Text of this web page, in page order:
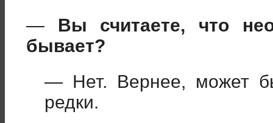
— Вы считаете, что
бывает?
— Нет. Вернее, может
редки.